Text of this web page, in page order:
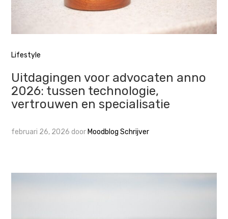
Lifestyle
Uitdagingen voor advocaten anno
2026: tussen technologie,
vertrouwen en specialisatie
februari 26, 2026 door Moodblog Schrijver